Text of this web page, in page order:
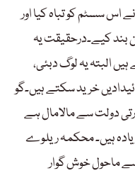
اس سسٹم کو تباہ کیا اور
کیے۔درحقیقت یہ
البتہ یہ لوگ دبئی،
خرید سکتے ہیں۔گو
دولت سے مالامال ہے
ہیں۔ محکمہ ریلوے
ماحول خوش گوار